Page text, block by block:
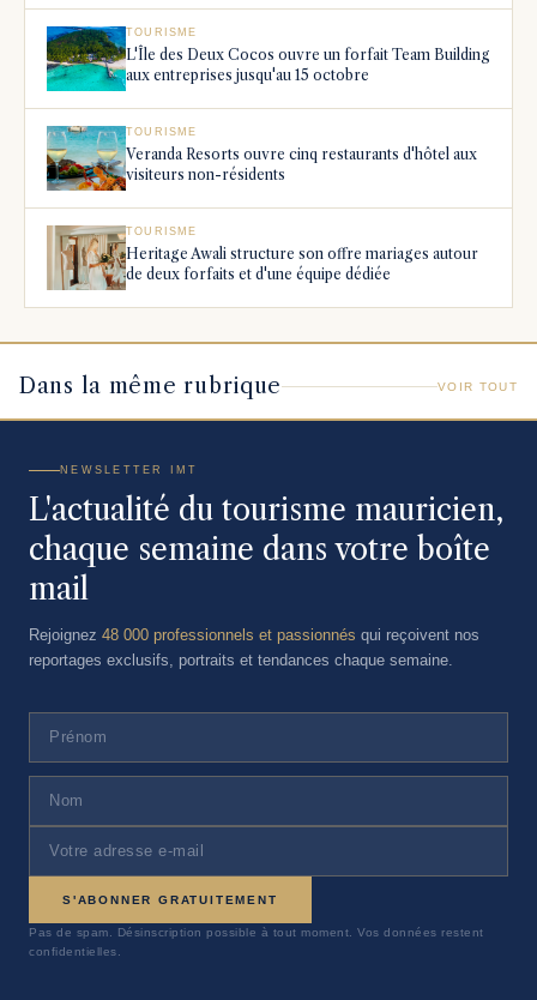
TOURISME
L'Île des Deux Cocos ouvre un forfait Team Building
aux entreprises jusqu'au 15 octobre
TOURISME
Veranda Resorts ouvre cinq restaurants d'hôtel aux
visiteurs non-résidents
TOURISME
Heritage Awali structure son offre mariages autour
de deux forfaits et d'une équipe dédiée
Dans la même rubrique VOIR TOUT
NEWSLETTER IMT
L'actualité du tourisme mauricien,
chaque semaine dans votre boîte
mail
Rejoignez 48 000 professionnels et passionnés qui reçoivent nos
reportages exclusifs, portraits et tendances chaque semaine.
S'ABONNER GRATUITEMENT
Pas de spam. Désinscription possible à tout moment. Vos données restent
confidentielles.